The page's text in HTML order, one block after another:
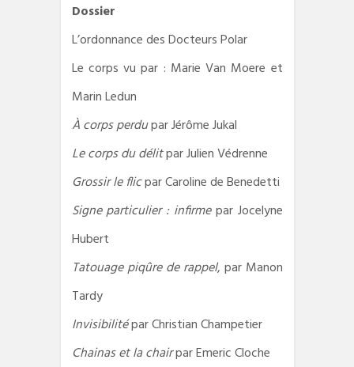
Dossier
L’ordonnance des Docteurs Polar
Le corps vu par : Marie Van Moere et
Marin Ledun
À corps perdupar Jérôme Jukal
Le corps du délitpar Julien Védrenne
Grossir le flicpar Caroline de Benedetti
Signe particulier : infirmepar Jocelyne
Hubert
Tatouage piqûre de rappel, par Manon
Tardy
Invisibilitépar Christian Champetier
Chainas et la chairpar Emeric Cloche